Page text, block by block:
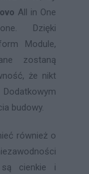
All in One
Dzięki
Module,
zostaną
że nikt
budowy.
również o
cienkie i